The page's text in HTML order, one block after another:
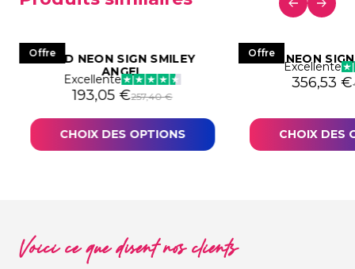
OffreLED NEON SIGN SMILEY
ANGEL
Excellente
257,40€
Le prix initial était : 257,40 €.
193,05 €
Le prix actuel est : 193,05 €.
CHOIX DES OPTIONS
Offre
LED NEON
Excellente
Le prix
356,53€
Le prix
CHOIX DES
Voici ce que disent nos clients